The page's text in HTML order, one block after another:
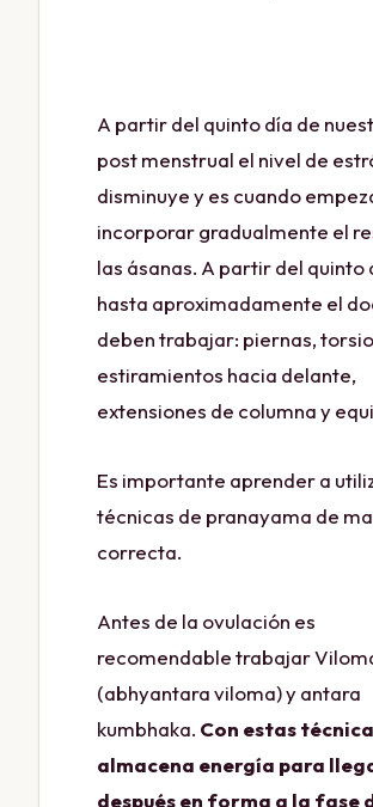
A partir del quinto día de
post menstrual el nivel de
disminuye y es cuando
incorporar gradualmente el
las ásanas. A partir del quinto
hasta aproximadamente el
deben trabajar: piernas,
estiramientos hacia delante,
extensiones de columna y
Es importante aprender a
técnicas de pranayama de
correcta.
Antes de la ovulación es
recomendable trabajar
(abhyantara viloma) y antara
kumbhaka. Con estas
almacena energía para
después en forma a la fase